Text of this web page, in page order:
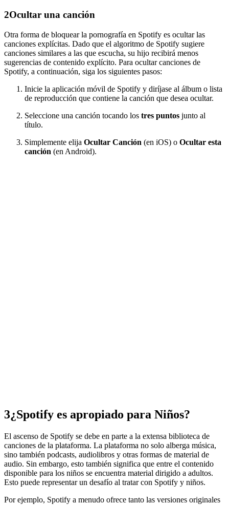
2Ocultar una canción
Otra forma de bloquear la pornografía en Spotify es ocultar las
canciones explícitas. Dado que el algoritmo de Spotify sugiere
canciones similares a las que escucha, su hijo recibirá menos
sugerencias de contenido explícito. Para ocultar canciones de
Spotify, a continuación, siga los siguientes pasos:
Inicie la aplicación móvil de Spotify y diríjase al álbum o lista
de reproducción que contiene la canción que desea ocultar.
Seleccione una canción tocando los tres puntos junto al
título.
Simplemente elija Ocultar Canción (en iOS) o Ocultar esta
canción (en Android).
3¿Spotify es apropiado para Niños?
El ascenso de Spotify se debe en parte a la extensa biblioteca de
canciones de la plataforma. La plataforma no solo alberga música,
sino también podcasts, audiolibros y otras formas de material de
audio. Sin embargo, esto también significa que entre el contenido
disponible para los niños se encuentra material dirigido a adultos.
Esto puede representar un desafío al tratar con Spotify y niños.
Por ejemplo, Spotify a menudo ofrece tanto las versiones originales